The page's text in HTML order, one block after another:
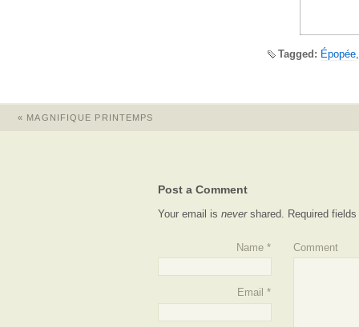
Tagged: Épopée
« MAGNIFIQUE PRINTEMPS
Post a Comment
Your email isnevershared. Required
Name *
Email *
Comment